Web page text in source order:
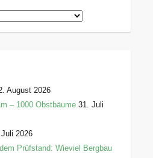
August 2026
– 1000 Obstbäume 31. Juli
2026
Prüfstand: Wieviel Bergbau